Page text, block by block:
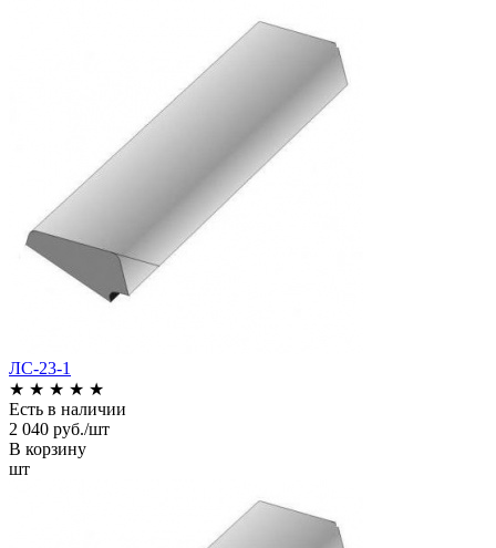
ЛС-23-1
★ ★ ★ ★ ★
Есть в наличии
2 040 руб./шт
В корзину
шт